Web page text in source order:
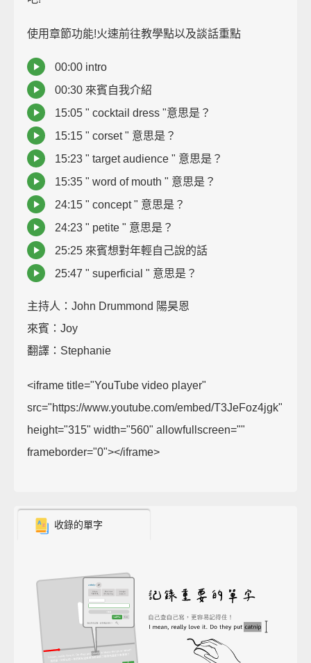
使用章節功能!火速前往教學點以及談話重點
00:00 intro
00:30 來賓自我介紹
15:05 " cocktail dress "意思是？
15:15 " corset " 意思是？
15:23 " target audience " 意思是？
15:35 " word of mouth " 意思是？
24:15 " concept " 意思是？
24:23 " petite " 意思是？
25:25 來賓想對年輕自己說的話
25:47 " superficial " 意思是？
主持人：John Drummond 陽昊恩
來賓：Joy
翻譯：Stephanie
<iframe title="YouTube video player"
src="https://www.youtube.com/embed/T3JeFoz4jgk"
height="315" width="560" allowfullscreen=""
frameborder="0"></iframe>
收錄的單字